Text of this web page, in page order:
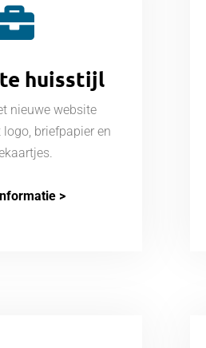
huisstijl
nieuwe website
briefpapier en
>